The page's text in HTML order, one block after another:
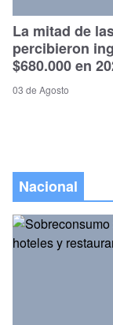
La mitad de
percibieron
$680.000 en
03 de Agosto
Nacional